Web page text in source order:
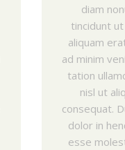
diam
tincidunt
aliquam
ad minim
tation
nisl ut
consequat.
dolor in
esse